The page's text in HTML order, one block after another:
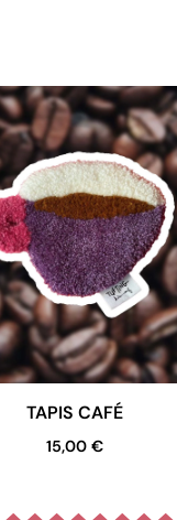
TAPIS CAFÉ
15,00 €